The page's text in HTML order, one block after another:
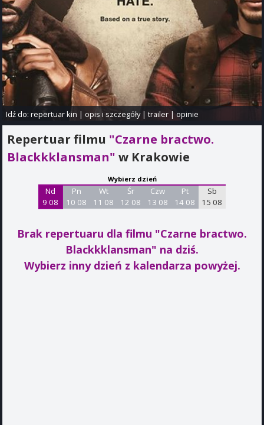
Idź do:repertuar kin |opis i szczegóły|trailer |opinie
Repertuar filmu "Czarne bractwo.
Blackkklansman" w Krakowie
Wybierz dzień
Nd
9 08
Pn
10 08
Wt
11 08
Śr
12 08
Czw
13 08
Pt
14 08
Sb
15 08
Brak repertuaru dla filmu "Czarne bractwo.
Blackkklansman" na dziś.
Wybierz inny dzień z kalendarza powyżej.